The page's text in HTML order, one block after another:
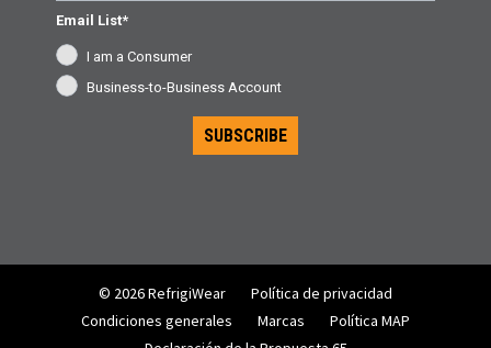
Email List*
I am a Consumer
Business-to-Business Account
SUBSCRIBE
© 2026 RefrigiWear
Política de privacidad
Condiciones generales
Marcas
Política MAP